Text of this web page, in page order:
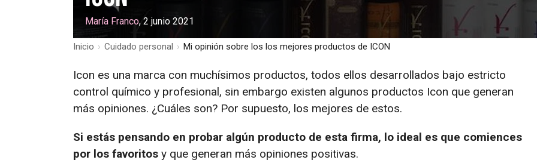
María Franco, 2 junio 2021
Inicio › Cuidado personal › Mi opinión sobre los los mejores productos de ICON
Icon es una marca con muchísimos productos, todos ellos desarrollados bajo estricto
control químico y profesional, sin embargo existen algunos productos Icon que generan
más opiniones. ¿Cuáles son? Por supuesto, los mejores de estos.
Si estás pensando en probar algún producto de esta firma, lo ideal es que comiences
por los favoritos y que generan más opiniones positivas.